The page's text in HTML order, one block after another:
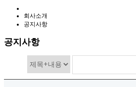
회사소개
공지사항
공지사항